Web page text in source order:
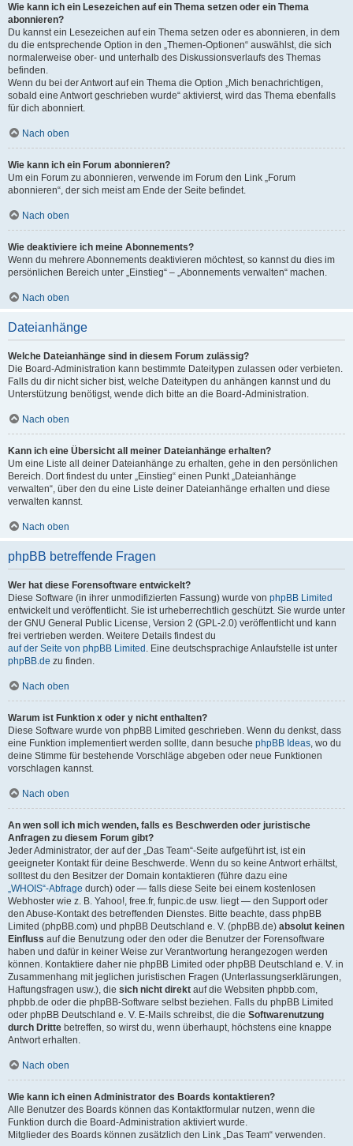
Wie kann ich ein Lesezeichen auf ein Thema setzen oder ein Thema
abonnieren?
Du kannst ein Lesezeichen auf ein Thema setzen oder es abonnieren, in dem
du die entsprechende Option in den „Themen-Optionen“ auswählst, die sich
normalerweise ober- und unterhalb des Diskussionsverlaufs des Themas
befinden.
Wenn du bei der Antwort auf ein Thema die Option „Mich benachrichtigen,
sobald eine Antwort geschrieben wurde“ aktivierst, wird das Thema ebenfalls
für dich abonniert.
Nach oben
Wie kann ich ein Forum abonnieren?
Um ein Forum zu abonnieren, verwende im Forum den Link „Forum
abonnieren“, der sich meist am Ende der Seite befindet.
Nach oben
Wie deaktiviere ich meine Abonnements?
Wenn du mehrere Abonnements deaktivieren möchtest, so kannst du dies im
persönlichen Bereich unter „Einstieg“ – „Abonnements verwalten“ machen.
Nach oben
Dateianhänge
Welche Dateianhänge sind in diesem Forum zulässig?
Die Board-Administration kann bestimmte Dateitypen zulassen oder verbieten.
Falls du dir nicht sicher bist, welche Dateitypen du anhängen kannst und du
Unterstützung benötigst, wende dich bitte an die Board-Administration.
Nach oben
Kann ich eine Übersicht all meiner Dateianhänge erhalten?
Um eine Liste all deiner Dateianhänge zu erhalten, gehe in den persönlichen
Bereich. Dort findest du unter „Einstieg“ einen Punkt „Dateianhänge
verwalten“, über den du eine Liste deiner Dateianhänge erhalten und diese
verwalten kannst.
Nach oben
phpBB betreffende Fragen
Wer hat diese Forensoftware entwickelt?
Diese Software (in ihrer unmodifizierten Fassung) wurde von phpBB Limited
entwickelt und veröffentlicht. Sie ist urheberrechtlich geschützt. Sie wurde unter
der GNU General Public License, Version 2 (GPL-2.0) veröffentlicht und kann
frei vertrieben werden. Weitere Details findest du
auf der Seite von phpBB Limited . Eine deutschsprachige Anlaufstelle ist unter
phpBB.de zu finden.
Nach oben
Warum ist Funktion x oder y nicht enthalten?
Diese Software wurde von phpBB Limited geschrieben. Wenn du denkst, dass
eine Funktion implementiert werden sollte, dann besuche phpBB Ideas, wo du
deine Stimme für bestehende Vorschläge abgeben oder neue Funktionen
vorschlagen kannst.
Nach oben
An wen soll ich mich wenden, falls es Beschwerden oder juristische
Anfragen zu diesem Forum gibt?
Jeder Administrator, der auf der „Das Team“-Seite aufgeführt ist, ist ein
geeigneter Kontakt für deine Beschwerde. Wenn du so keine Antwort erhältst,
solltest du den Besitzer der Domain kontaktieren (führe dazu eine
„WHOIS“-Abfrage durch) oder — falls diese Seite bei einem kostenlosen
Webhoster wie z. B. Yahoo!, free.fr, funpic.de usw. liegt — den Support oder
den Abuse-Kontakt des betreffenden Dienstes. Bitte beachte, dass phpBB
Limited (phpBB.com) und phpBB Deutschland e. V. (phpBB.de) absolut keinen
Einfluss auf die Benutzung oder den oder die Benutzer der Forensoftware
haben und dafür in keiner Weise zur Verantwortung herangezogen werden
können. Kontaktiere daher nie phpBB Limited oder phpBB Deutschland e. V. in
Zusammenhang mit jeglichen juristischen Fragen (Unterlassungserklärungen,
Haftungsfragen usw.), die sich nicht direkt auf die Websiten phpbb.com,
phpbb.de oder die phpBB-Software selbst beziehen. Falls du phpBB Limited
oder phpBB Deutschland e. V. E-Mails schreibst, die die Softwarenutzung
durch Dritte betreffen, so wirst du, wenn überhaupt, höchstens eine knappe
Antwort erhalten.
Nach oben
Wie kann ich einen Administrator des Boards kontaktieren?
Alle Benutzer des Boards können das Kontaktformular nutzen, wenn die
Funktion durch die Board-Administration aktiviert wurde.
Mitglieder des Boards können zusätzlich den Link „Das Team“ verwenden.